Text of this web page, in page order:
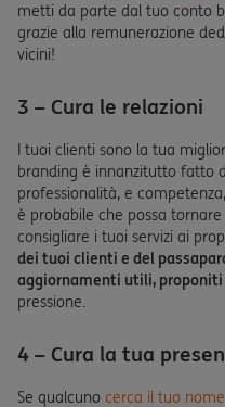
metti da parte dal tuo conto
grazie alla remunerazione
vicini!
3 – Cura le relazioni
I tuoi clienti sono la tua
branding è innanzitutto fatto
professionalità, e
è probabile che possa
consigliare i tuoi servizi ai
dei tuoi clienti e del
aggiornamenti utili, proponiti
pressione.
4 – Cura la tua
Se qualcuno cerca il tuo